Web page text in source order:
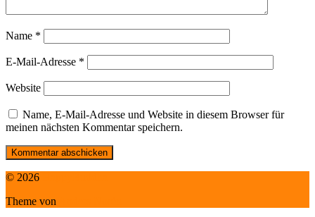
Name *
E-Mail-Adresse *
Website
Name, E-Mail-Adresse und Website in diesem Browser für
meinen nächsten Kommentar speichern.
© 2026
Theme von